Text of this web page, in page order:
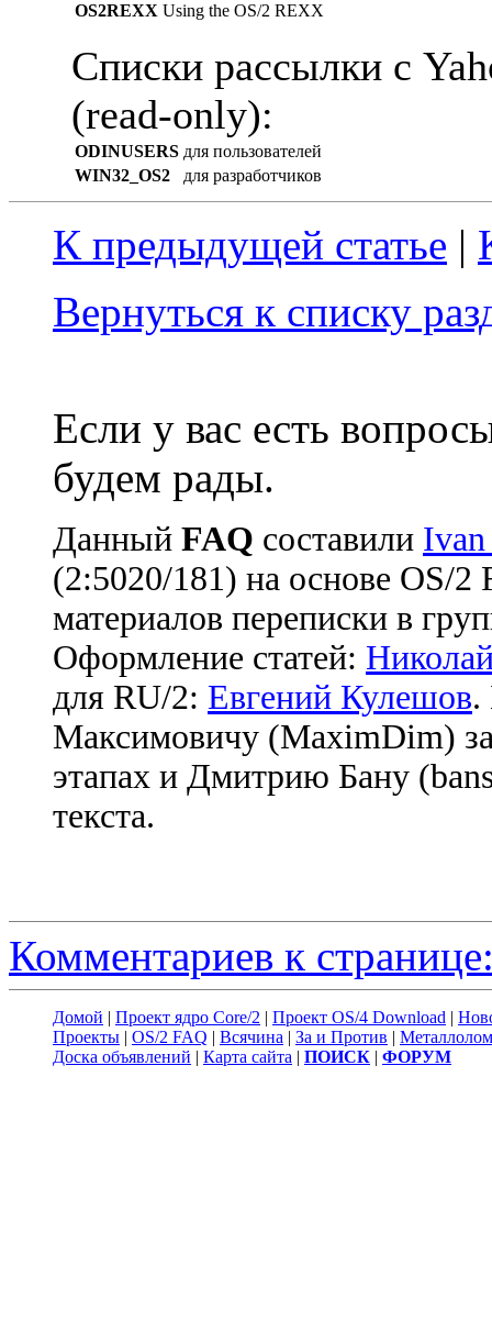
OS2REXX Using the OS/2 REXX
Списки рассылки с
(read-only):
ODINUSERS для пользователей
WIN32_OS2
для разработчиков
К предыдущей статье |
Вернуться к списку
Если у вас есть
будем рады.
Данный FAQ cоставили
(2:5020/181) на основе OS/
материалов переписки в
Оформление статей:
для RU/2: Евгений Кулешов.
Максимовичу (MaximDim)
этапах и Дмитрию Бану
текста.
Комментариев к
Домой | Проект ядро Core/2 | Проект OS/4 Download |
Проекты | OS/2 FAQ | Всячина | За и Против | Металлолом
Доска объявлений | Карта сайта | ПОИСК | ФОРУМ